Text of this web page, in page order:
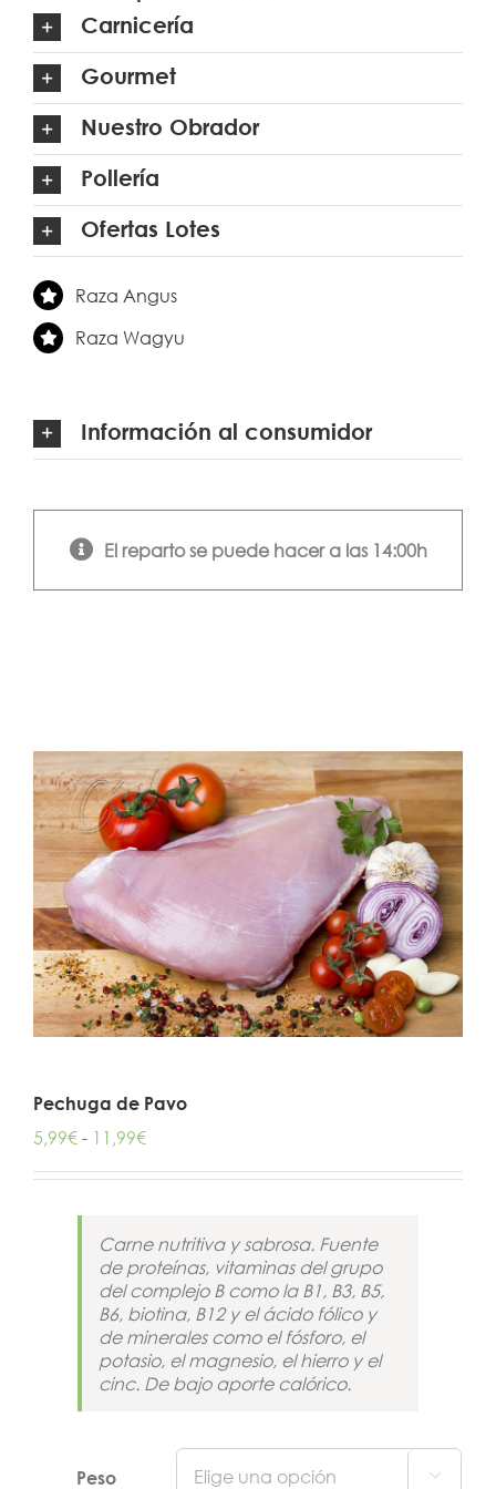
Pechuga de Pavo
5,99€- 11,99€Rango
precios:
hasta
11,99€
Carne nutritiva y sabrosa. Fuente
de proteínas, vitaminas del grupo
del complejo B como la B1, B3, B5,
B6, biotina, B12 y el ácido fólico y
de minerales como el fósforo, el
potasio, el magnesio, el hierro y el
cinc. De bajo aporte calórico.
Peso 
Carnicería
Gourmet
Nuestro Obrador
Pollería
Ofertas Lotes
Raza Angus
Raza Wagyu
Información al consumidor
El reparto se puede hacer a las 14:00h